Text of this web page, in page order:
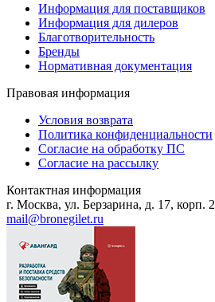
Информация для поставщиков
Информация для дилеров
Благотворительность
Бренды
Нормативная документация
Правовая информация
Условия возврата
Политика конфиденциальности
Согласие на обработку ПС
Согласие на рассылку
Контактная информация
г. Москва, ул. Берзарина, д. 17, корп. 2
mail@bronegilet.ru